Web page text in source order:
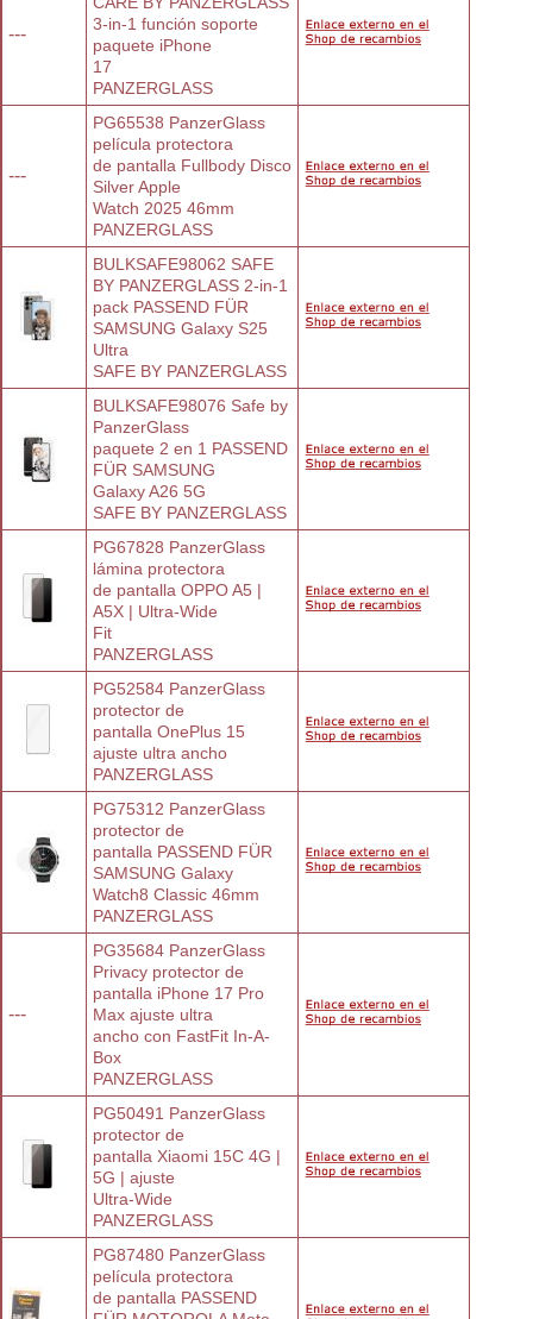
---
3-in-1 función soporte
paquete iPhone
17
PANZERGLASS
---
PG65538 PanzerGlass
película protectora
de pantalla Fullbody Disco
Silver Apple
Watch 2025 46mm
PANZERGLASS
BULKSAFE98062 SAFE
BY PANZERGLASS 2-in-1
pack PASSEND FÜR
SAMSUNG Galaxy S25
Ultra
SAFE BY PANZERGLASS
BULKSAFE98076 Safe by
PanzerGlass
paquete 2 en 1 PASSEND
FÜR SAMSUNG
Galaxy A26 5G
SAFE BY PANZERGLASS
PG67828 PanzerGlass
lámina protectora
de pantalla OPPO A5 |
A5X | Ultra-Wide
Fit
PANZERGLASS
PG52584 PanzerGlass
protector de
pantalla OnePlus 15
ajuste ultra ancho
PANZERGLASS
PG75312 PanzerGlass
protector de
pantalla PASSEND FÜR
SAMSUNG Galaxy
Watch8 Classic 46mm
PANZERGLASS
---
PG35684 PanzerGlass
Privacy protector de
pantalla iPhone 17 Pro
Max ajuste ultra
ancho con FastFit In-A-
Box
PANZERGLASS
PG50491 PanzerGlass
protector de
pantalla Xiaomi 15C 4G |
5G | ajuste
Ultra-Wide
PANZERGLASS
PG87480 PanzerGlass
película protectora
de pantalla PASSEND